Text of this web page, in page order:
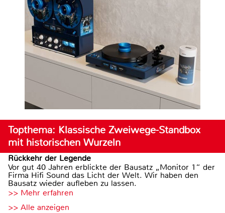
Topthema: Klassische Zweiwege-Standbox
mit historischen Wurzeln
Rückkehr der Legende
Vor gut 40 Jahren erblickte der Bausatz „Monitor 1“ der
Firma Hifi Sound das Licht der Welt. Wir haben den
Bausatz wieder aufleben zu lassen.
>> Mehr erfahren
>> Alle anzeigen